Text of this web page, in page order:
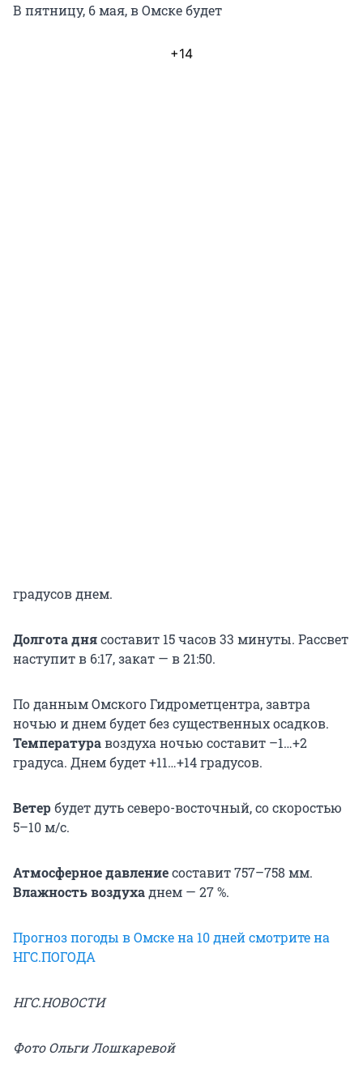
В пятницу, 6 мая, в Омске будет
+14
градусов днем.
Долгота днясоставит 15 часов 33 минуты. Рассвет
наступит в 6:17, закат — в 21:50.
По данным Омского Гидрометцентра, завтра
ночью и днем будет без существенных осадков.
Температуравоздуха ночью составит –1…+2
градуса. Днем будет +11…+14 градусов.
Ветербудет дуть северо-восточный, со скоростью
5–10 м/с.
Атмосферное давлениесоставит 757–758 мм.
Влажность воздухаднем — 27 %.
Прогноз погоды в Омске на 10 дней смотрите на
НГС.ПОГОДА
НГС.НОВОСТИ
Фото Ольги Лошкаревой